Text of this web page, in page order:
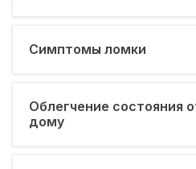
Симптомы ломки
Облегчение состояния
дому